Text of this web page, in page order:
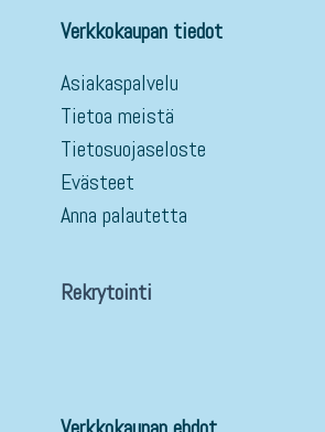
Verkkokaupan tiedot
Asiakaspalvelu
Tietoa meistä
Tietosuojaseloste
Evästeet
Anna palautetta
Rekrytointi